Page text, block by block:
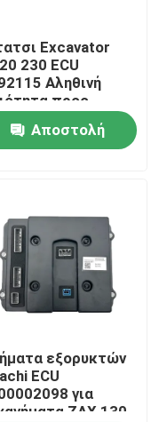
Excavator
230 ECU
Αληθινή
προς
Αποστολή
εξορυκτών
ECU
για
ZAX 130